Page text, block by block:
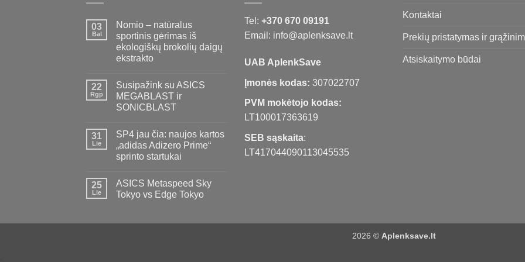
03
Bal
Nomio – natūralus
sportinis gėrimas iš
ekologiškų brokolių daigų
ekstrakto
22
Rgp
Susipažink su ASICS
MEGABLAST ir
SONICBLAST
31
Lie
SP4 jau čia: naujos kartos
„adidas Adizero Prime“
sprinto startukai
25
Lie
ASICS Metaspeed Sky
Tokyo vs Edge Tokyo
Tel: +370 670 09191
Email: info@aplenksave.lt
UAB AplenkSave
Įmonės kodas: 307022707
PVM mokėtojo kodas:
LT100017363619
SEB sąskaita:
LT417044090113045535
Kontaktai
Prekių pristatymas ir
Atsiskaitymo būdai
2026 © Aplenksave.lt